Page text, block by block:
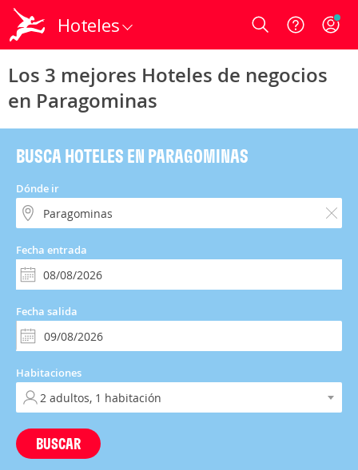
Hoteles Login
Los 3 mejores Hoteles de negocios
en Paragominas
BUSCA HOTELES EN PARAGOMINAS
Dónde ir
Fecha entrada
Fecha salida
Habitaciones
BUSCAR